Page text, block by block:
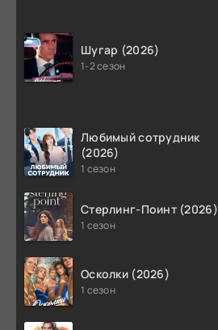
Шугар (2026)
1-2 сезон
Любимый сотрудник
(2026)
1 сезон
Стерлинг-Поинт (2026)
1 сезон
Осколки (2026)
1 сезон